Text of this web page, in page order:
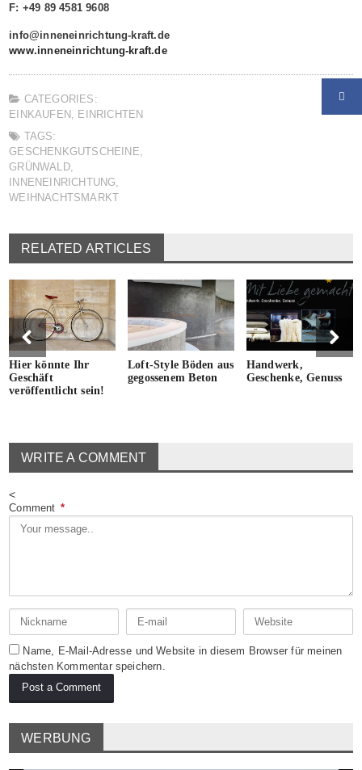
F: +49 89 4581 9608
info@inneneinrichtung-kraft.de
www.inneneinrichtung-kraft.de
CATEGORIES:
EINKAUFEN
EINRICHTEN
TAGS:
GESCHENKGUTSCHEINE
GRÜNWALD,
INNENEINRICHTUNG
WEIHNACHTSMARKT
RELATED ARTICLES
Hier könnte Ihr
Geschäft
veröffentlicht sein!
Loft-Style Böden aus
gegossenem Beton
Handwerk,
Geschenke, Genuss
WRITE A COMMENT
<
Comment *
Name, E-Mail-Adresse und Website in diesem Browser für meinen
nächsten Kommentar speichern.
WERBUNG